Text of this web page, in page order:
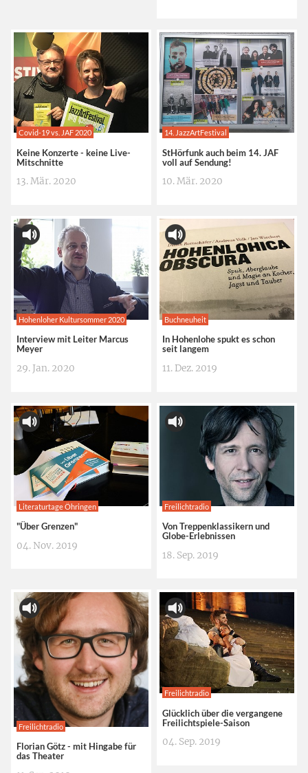
Covid-19 vs. JAF 2020
Keine Konzerte - keine Live-
Mitschnitte
13. Mär. 2020
14. JazzArtFestival
StHörfunk auch beim 14. JAF
voll auf Sendung!
10. Mär. 2020
Hohenloher Kultursommer 2020
Interview mit Leiter Marcus
Meyer
29. Jan. 2020
Buchneuheit
In Hohenlohe spukt es schon
seit langem
11. Dez. 2019
Literaturtage Öhringen
"Über Grenzen"
04. Nov. 2019
Freilichtradio
Von Treppenklassikern und
Globe-Erlebnissen
18. Sep. 2019
Freilichtradio
Florian Götz - mit Hingabe für
das Theater
Freilichtradio
Glücklich über die vergangene
Freilichtspiele-Saison
04. Sep. 2019